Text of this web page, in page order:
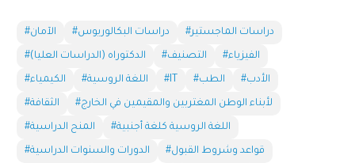
#الآمان #دراسات البكالوريوس #دراسات الماجستير
#الدكتوراه (الدراسات العليا) #التصنيف #الفيزياء
#الكيمياء #اللغة الروسية #IT #الطب #الأدب
#الثقافة #لأبناء الوطن المغتربين والمقيمين في الخارج
#المنح الدراسية #اللغة الروسية كلغة أجنبية
#الدورات والسنوات الدراسية #قواعد وشروط القبول